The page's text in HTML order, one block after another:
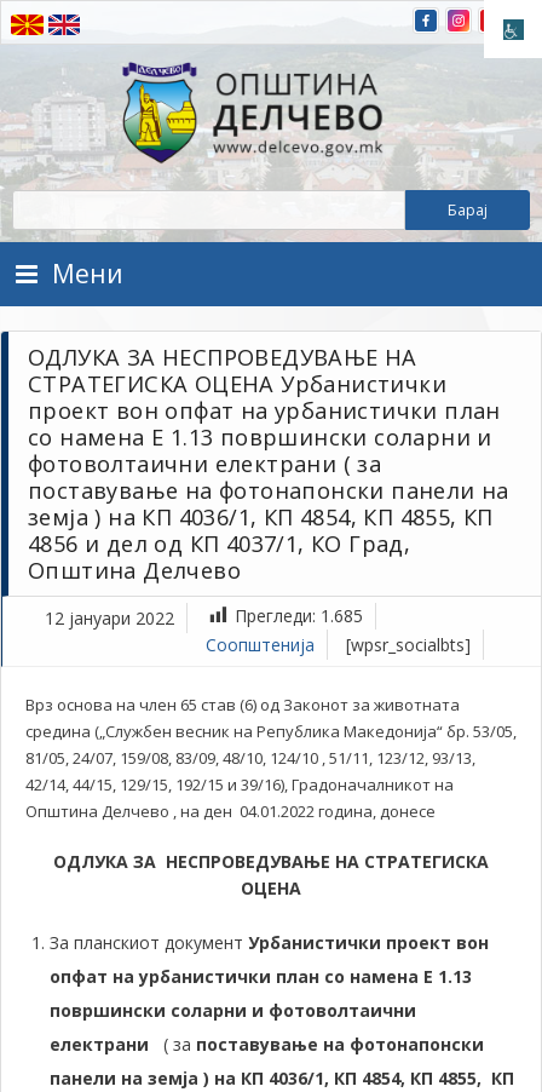
Прескокнете на содржината
Општина Делчево
Општина Делчево
Мени
ОДЛУКА ЗА НЕСПРОВЕДУВАЊЕ НА
СТРАТЕГИСКА ОЦЕНА Урбанистички
проект вон опфат на урбанистички план
со намена Е 1.13 површински соларни и
фотоволтаични електрани ( за
поставување на фотонапонски панели на
земја ) на КП 4036/1, КП 4854, КП 4855, КП
4856 и дел од КП 4037/1, КО Град,
Општина Делчево
12 јануари 2022 Прегледи: 1.685
Соопштенија
[wpsr_socialbts]
Врз основа на член 65 став (6) од Законот за животната
средина („Службен весник на Република Македонија“ бр. 53/05,
81/05, 24/07, 159/08, 83/09, 48/10, 124/10 , 51/11, 123/12, 93/13,
42/14, 44/15, 129/15, 192/15 и 39/16), Градоначалникот на
Општина Делчево , на ден 04.01.2022 година, донесе
ОДЛУКА ЗА НЕСПРОВЕДУВАЊЕ НА СТРАТЕГИСКА
ОЦЕНА
За планскиот документ Урбанистички проект вон
опфат на урбанистички план со намена Е 1.13
површински соларни и фотоволтаични
електрани ( за поставување на фотонапонски
панели на земја ) на КП 4036/1, КП 4854, КП 4855, КП